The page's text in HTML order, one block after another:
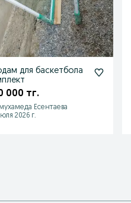
для баскетбола
000 тг.
Есентаева
2026 г.